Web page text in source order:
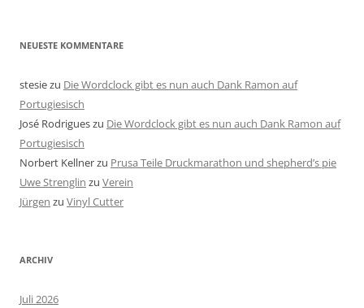
NEUESTE KOMMENTARE
stesiezu Die Wordclock gibt es nun auch Dank Ramon auf
Portugiesisch
José Rodrigueszu Die Wordclock gibt es nun auch Dank Ramon auf
Portugiesisch
Norbert Kellnerzu Prusa Teile Druckmarathon und shepherd’s pie
Uwe Strenglin zu Verein
Jürgen zu Vinyl Cutter
ARCHIV
Juli 2026